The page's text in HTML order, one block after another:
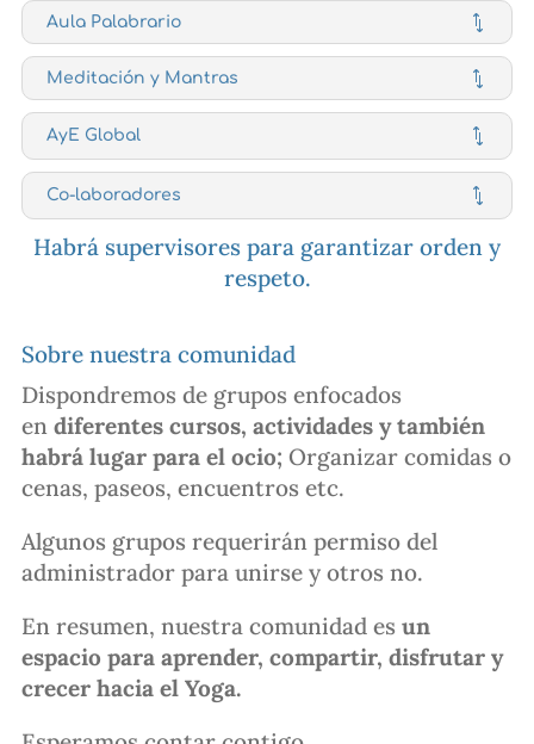
Aula Palabrario
Meditación y Mantras
AyE Global
Co-laboradores
Habrá supervisores para garantizar orden y
respeto.
Sobre nuestra comunidad
Dispondremos de grupos enfocados
en diferentes cursos, actividades y también
habrá lugar para el ocio; Organizar comidas o
cenas, paseos, encuentros etc.
Algunos grupos requerirán permiso del
administrador para unirse y otros no.
En resumen, nuestra comunidad es un
espacio para aprender, compartir, disfrutar y
crecer hacia el Yoga.